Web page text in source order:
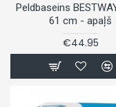
Peldbaseins
61 cm - apaļš
€44.95